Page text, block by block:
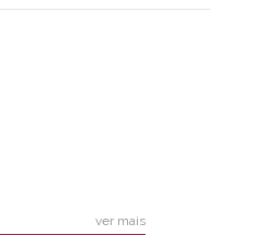
ver mais